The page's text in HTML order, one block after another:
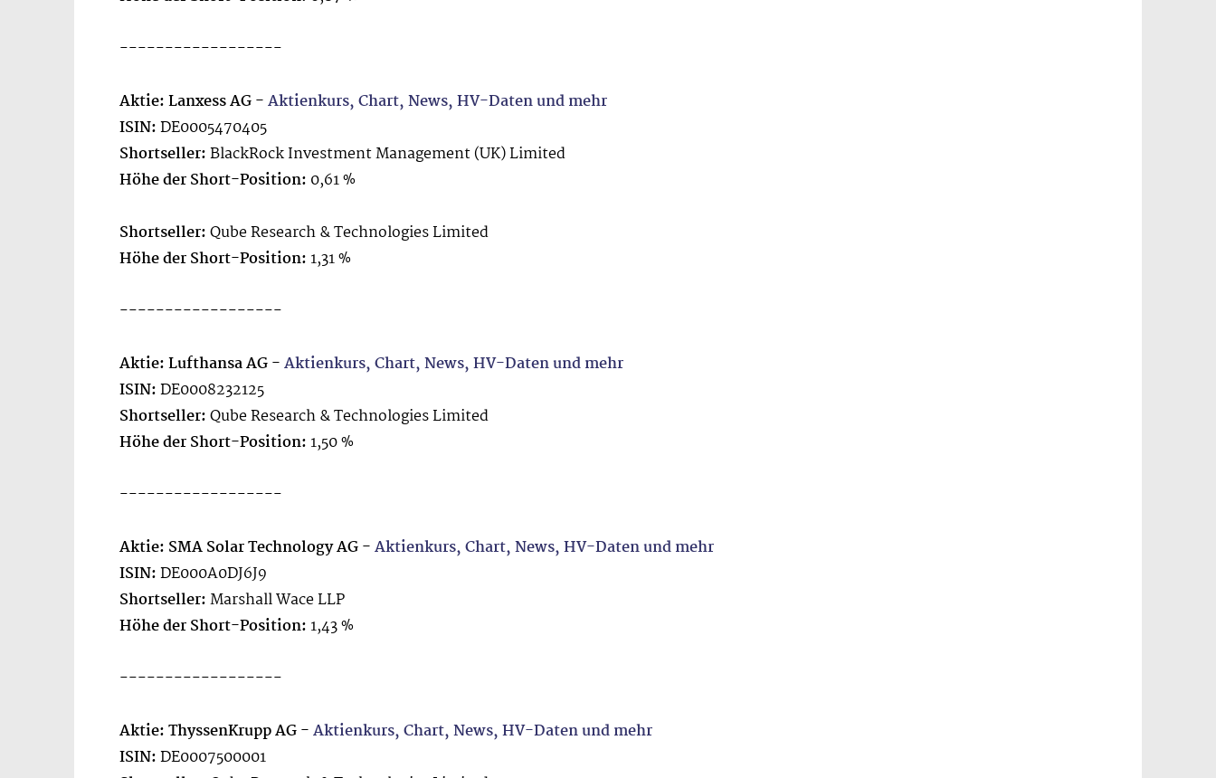
------------------
Aktie: Lanxess AG -Aktienkurs, Chart, News, HV-Daten und mehr
ISIN:DE0005470405
Shortseller:BlackRock Investment Management (UK) Limited
Höhe der Short-Position: 0,61 %
Shortseller:Qube Research & Technologies Limited
Höhe der Short-Position: 1,31 %
------------------
Aktie: Lufthansa AG -Aktienkurs, Chart, News, HV-Daten und mehr
ISIN:DE0008232125
Shortseller:Qube Research & Technologies Limited
Höhe der Short-Position: 1,50 %
------------------
Aktie: SMA Solar Technology AG -Aktienkurs, Chart, News, HV-Daten und mehr
ISIN:DE000A0DJ6J9
Shortseller:Marshall Wace LLP
Höhe der Short-Position: 1,43 %
------------------
Aktie: ThyssenKrupp AG -Aktienkurs, Chart, News, HV-Daten und mehr
ISIN:DE0007500001